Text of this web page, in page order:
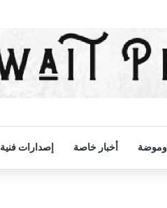
وموضة أخبار خاصة إصدارات فنية